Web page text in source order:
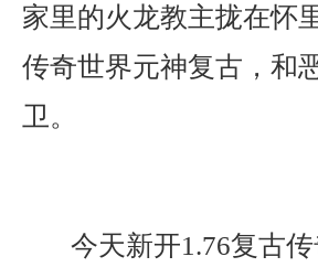
家里的火龙教主拢在怀
传奇世界元神复古，和
卫。
今天新开1.76复古